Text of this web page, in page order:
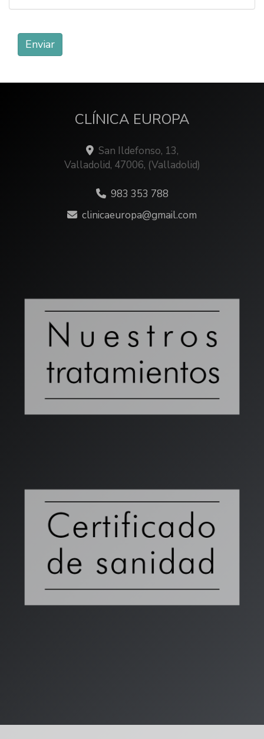
Enviar
CLÍNICA EUROPA
San Ildefonso, 13,
Valladolid, 47006, (Valladolid)
983 353 788
clinicaeuropa
gmail.com